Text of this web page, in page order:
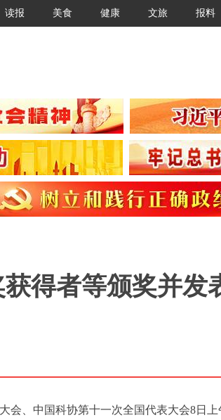
读报 美食 健康 文旅 报料
得者等颁奖并发
会、中国科协第十一次全国代表大会8日